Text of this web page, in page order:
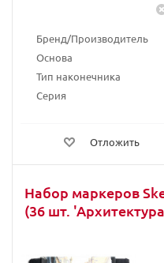
Бренд/Производитель
Основа
Тип наконечника
Серия
Отложить
Набор маркеров
(36 шт.